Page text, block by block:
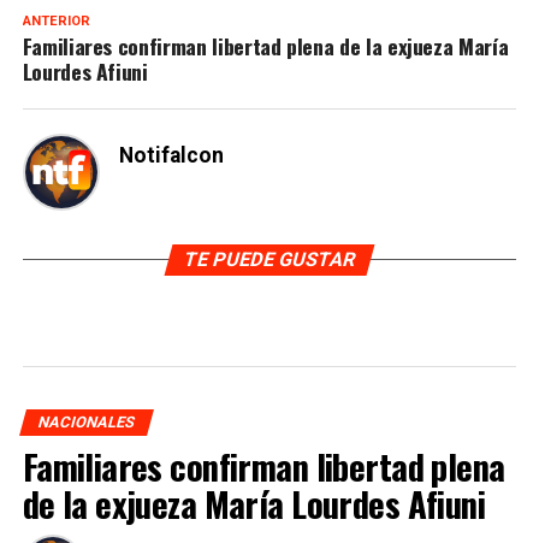
ANTERIOR
Familiares confirman libertad plena de la exjueza María
Lourdes Afiuni
Notifalcon
TE PUEDE GUSTAR
NACIONALES
Familiares confirman libertad plena
de la exjueza María Lourdes Afiuni